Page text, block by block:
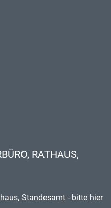
RATHAUS,
Standesamt - bitte hier